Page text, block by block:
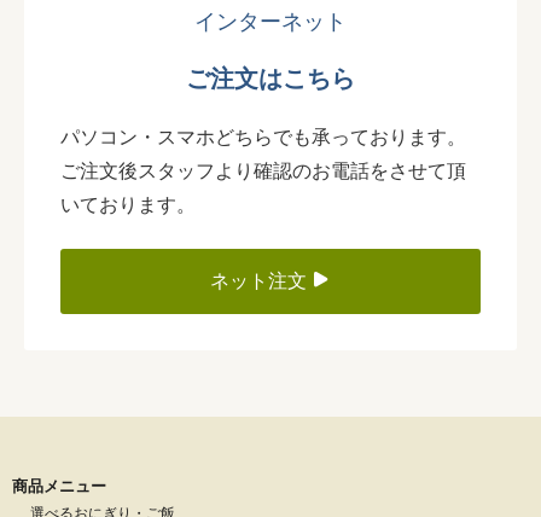
インターネット
ご注文はこちら
パソコン・スマホどちらでも承っております。
ご注文後スタッフより確認のお電話をさせて頂
いております。
ネット注文
商品メニュー
選べるおにぎり・ご飯